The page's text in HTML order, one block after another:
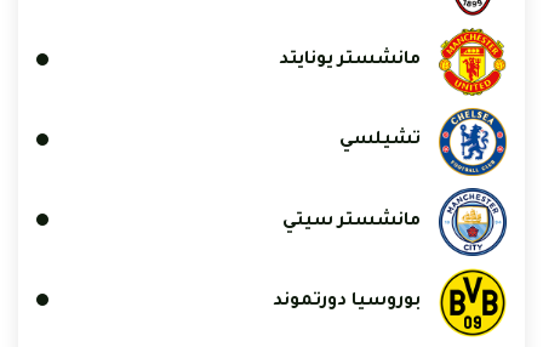
مانشستر يونايتد
تشيلسي
مانشستر سيتي
بوروسيا دورتموند